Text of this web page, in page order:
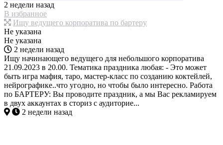
2 недели назад
В избранное
Ищу ведущего корпоратива по бартеру
Не указана
Не указана
2 недели назад
Ищу начинающего ведущего для небольшого корпоратива
21.09.2023 в 20.00. Тематика праздника любая: - Это может
быть игра мафия, таро, мастер-класс по созданию коктейлей,
нейрографике..что угодно, но чтобы было интересно. Работа
по БАРТЕРУ: Вы проводите праздник, а мы Вас рекламируем
в двух аккаунтах в сториз с аудиторие...
2 недели назад